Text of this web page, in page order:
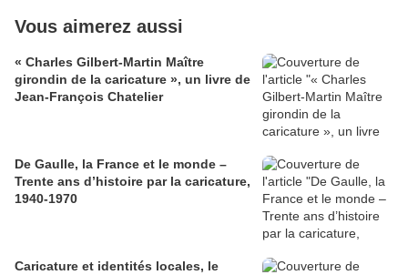
Vous aimerez aussi
« Charles Gilbert-Martin Maître
girondin de la caricature », un livre de
Jean-François Chatelier
De Gaulle, la France et le monde –
Trente ans d’histoire par la caricature,
1940-1970
Caricature et identités locales, le